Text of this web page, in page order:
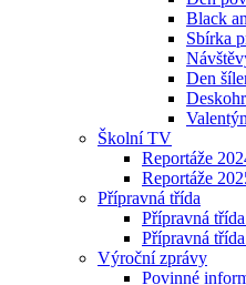
Black
Sbírka
Den
Školní TV
Reportáže
Reportáže
Přípravná třída
Přípravná
Přípravná
Výroční zprávy
Povinné